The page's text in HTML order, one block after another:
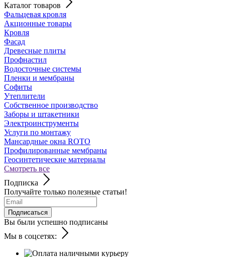
Каталог товаров
Фальцевая кровля
Акционные товары
Кровля
Фасад
Древесные плиты
Профнастил
Водосточные системы
Пленки и мембраны
Софиты
Утеплители
Собственное производство
Заборы и штакетники
Электроинструменты
Услуги по монтажу
Мансардные окна ROTO
Профилированные мембраны
Геосинтетические материалы
Смотреть все
Подписка
Получайте только полезные статьи!
Подписаться
Вы были успешно подписаны
Мы в соцсетях: